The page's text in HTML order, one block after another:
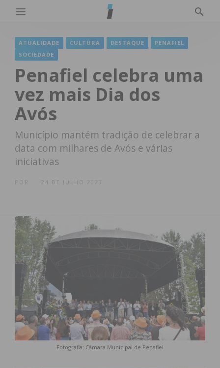
ATUALIDADE CULTURA DESTAQUE
PENAFIEL
SOCIEDADE
Penafiel celebra uma
vez mais Dia dos
Avós
Município mantém tradição de celebrar a
data com milhares de Avós e várias
iniciativas
24 DE JULHO 2023
Fotografia: Câmara Municipal de Penafiel